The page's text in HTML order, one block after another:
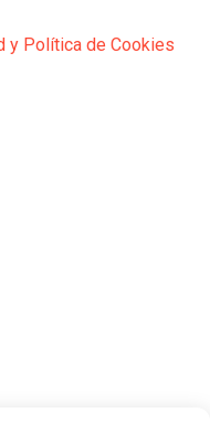
y Política de Cookies